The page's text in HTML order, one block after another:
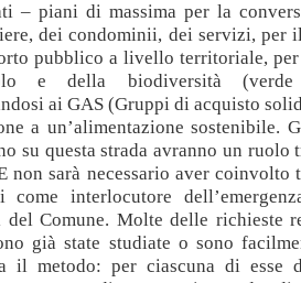
– piani di massima per la
dei condominii, dei servizi, per
pubblico a livello territoriale,
e della biodiversità
ai GAS (Gruppi di acquisto
a un’alimentazione sostenibile.
su questa strada avranno un ruolo
non sarà necessario aver
come interlocutore
del Comune. Molte delle richieste
già state studiate o sono
il metodo: per ciascuna di esse